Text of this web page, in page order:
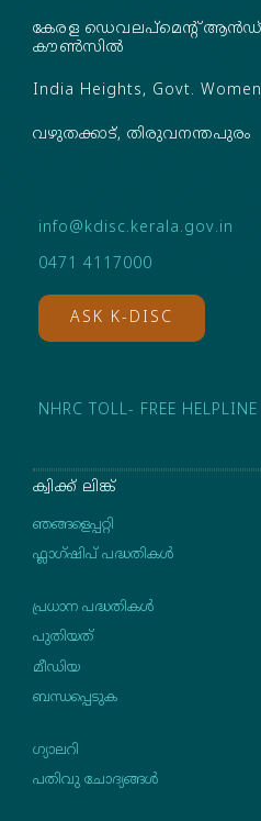
കേരള ഡെവലപ്‌മെന്റ് ആൻഡ്
കൗൺസിൽ
India Heights, Govt.
വഴുതക്കാട്, തിരുവനന്തപുരം
info@kdisc.kerala.gov.in
0471 4117000
ASK K-DISC
NHRC TOLL- FREE
ക്വിക്ക് ലിങ്ക്
ഞങ്ങളെപ്പറ്റി
ഫ്ലാഗ്ഷിപ് പദ്ധതികള്‍
പ്രധാന പദ്ധതികൾ
പുതിയത്
മീഡിയ
ബന്ധപ്പെടുക
ഗ്യാലറി
പതിവു ചോദ്യങ്ങള്‍